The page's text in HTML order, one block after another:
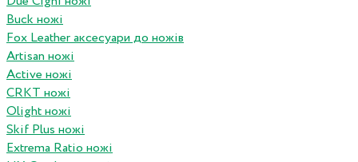
Buck ножі
Fox Leather аксесуари до ножів
Artisan ножі
Active ножі
CRKT ножі
Olight ножі
Skif Plus ножі
Extrema Ratio ножі